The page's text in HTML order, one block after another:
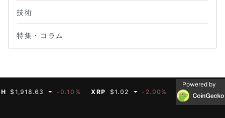
技術
特集・コラム
-0.10% XRP $1.02 -2.00% BNB $592.66
Powered by